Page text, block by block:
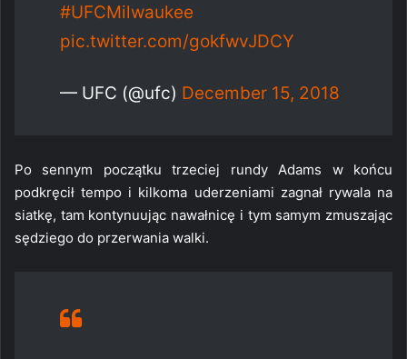
#UFCMilwaukee
pic.twitter.com/gokfwvJDCY
— UFC (@ufc) December 15, 2018
Po sennym początku trzeciej rundy Adams w końcu
podkręcił tempo i kilkoma uderzeniami zagnał rywala na
siatkę, tam kontynuując nawałnicę i tym samym zmuszając
sędziego do przerwania walki.